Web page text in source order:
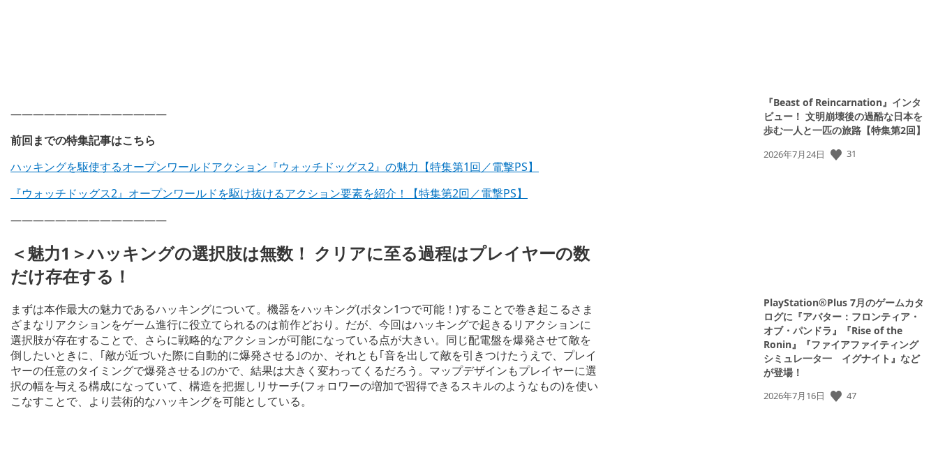
——————————————
前回までの特集記事はこちら
ハッキングを駆使するオープンワールドアクション『ウォッチドッグス2』の魅力【特集第1回／電撃PS】
『ウォッチドッグス2』オープンワールドを駆け抜けるアクション要素を紹介！【特集第2回／電撃PS】
——————————————
＜魅力1＞ハッキングの選択肢は無数！ クリアに至る過程はプレイヤーの数
だけ存在する！
まずは本作最大の魅力であるハッキングについて。機器をハッキング(ボタン1つで可能！)することで巻き起こるさま
ざまなリアクションをゲーム進行に役立てられるのは前作どおり。だが、今回はハッキングで起きるリアクションに
選択肢が存在することで、さらに戦略的なアクションが可能になっている点が大きい。同じ配電盤を爆発させて敵を
倒したいときに、｢敵が近づいた際に自動的に爆発させる｣のか、それとも｢音を出して敵を引きつけたうえで、プレイ
ヤーの任意のタイミングで爆発させる｣のかで、結果は大きく変わってくるだろう。マップデザインもプレイヤーに選
択の幅を与える構成になっていて、構造を把握しリサーチ(フォロワーの増加で習得できるスキルのようなもの)を使い
こなすことで、より芸術的なハッキングを可能としている。
『Beast of Reincarnation』インタ
ビュー！ 文明崩壊後の過酷な日本を
歩む一人と一匹の旅路【特集第2回】
公
2026年7月24日 31
PlayStation®Plus 7月のゲームカタ
ログに『アバター：フロンティア・
オブ・パンドラ』『Rise of the
Ronin』『ファイアファイティング
シミュレ一タ一 イグナイト』など
が登場！
公
2026年7月16日 47